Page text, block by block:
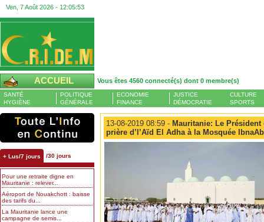
Ven, 7 Août 2026 - 12:05:53
ACCUEIL Vous êtes 4560 connecté(s) dont 0 membre(s)
SANTÉ
HYGIÈNE
POLITIQUE
GÉNÉRALE
ECONOMIE
FINANCE
JUSTICE
DÉMOCRATIE
CULTURE
SPORTS
+ Lus/7 jours /30 jours
Pour une retraite digne en
Mauritanie : relever...
Aéroport de Nouakchott : baisse
des tarifs du...
La Mauritanie lance une
campagne de semis...
13-08-2019 08:59 - Mauritanie: Le
prière d’l’Aïd El Adha à la Mosquée